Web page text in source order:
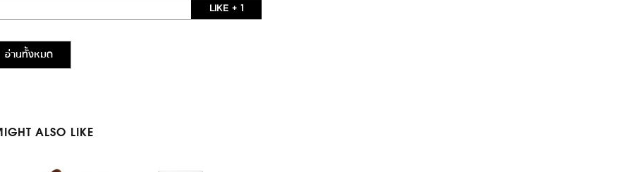
LIKE + 1
อ่านทั้งหมด
ALSO LIKE